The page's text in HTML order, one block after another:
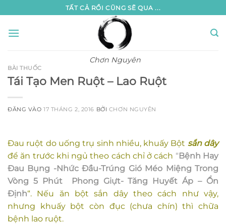
qua
nội
TẤT CẢ RỒI CŨNG SẼ QUA ...
Chơn Nguyên
BÀI THUỐC
Tái Tạo Men Ruột – Lao Ruột
ĐĂNG VÀO17 THÁNG 2, 2016 BỞI CHƠN NGUYÊN
Đau ruột do uống trụ sinh nhiều, khuấy Bột sắn dây
để ăn trước khi ngủ theo cách chỉ ở cách “Bệnh Hay
Đau Bụng -Nhức Đầu-Trúng Gió Méo Miệng Trong
Vòng 5 Phút Phong Giựt- Tăng Huyết Áp – Ổn
Định“. Nếu ăn bột sắn dây theo cách như vậy,
nhưng khuấy bột còn đục (chưa chín) thì chữa
bệnh lao ruột.